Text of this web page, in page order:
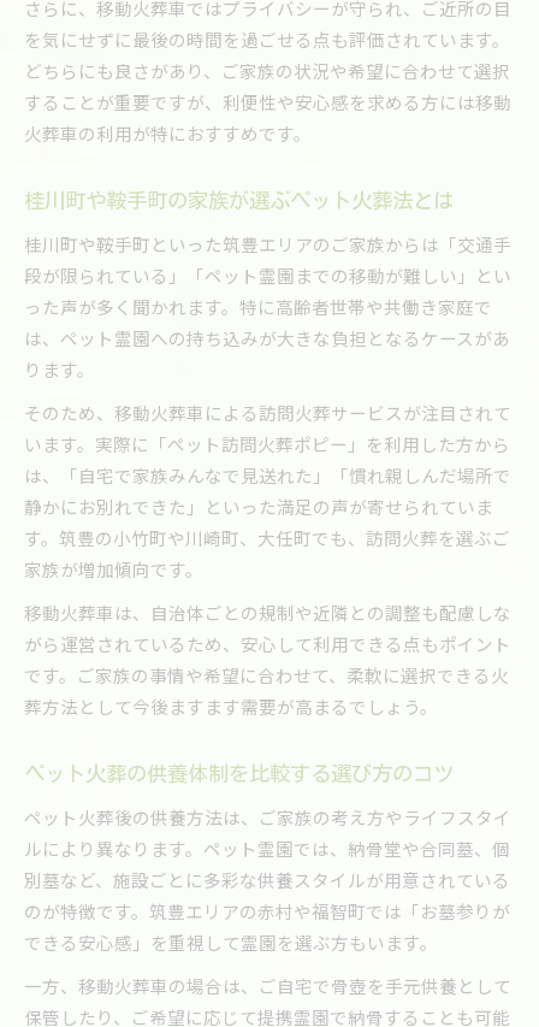
さらに、移動火葬車ではプライバシーが守られ、ご近所の目
を気にせずに最後の時間を過ごせる点も評価されています。
どちらにも良さがあり、ご家族の状況や希望に合わせて選択
することが重要ですが、利便性や安心感を求める方には移動
火葬車の利用が特におすすめです。
桂川町や鞍手町の家族が選ぶペット火葬法とは
桂川町や鞍手町といった筑豊エリアのご家族からは「交通手
段が限られている」「ペット霊園までの移動が難しい」とい
った声が多く聞かれます。特に高齢者世帯や共働き家庭で
は、ペット霊園への持ち込みが大きな負担となるケースがあ
ります。
そのため、移動火葬車による訪問火葬サービスが注目されて
います。実際に「ペット訪問火葬ポピー」を利用した方から
は、「自宅で家族みんなで見送れた」「慣れ親しんだ場所で
静かにお別れできた」といった満足の声が寄せられていま
す。筑豊の小竹町や川崎町、大任町でも、訪問火葬を選ぶご
家族が増加傾向です。
移動火葬車は、自治体ごとの規制や近隣との調整も配慮しな
がら運営されているため、安心して利用できる点もポイント
です。ご家族の事情や希望に合わせて、柔軟に選択できる火
葬方法として今後ますます需要が高まるでしょう。
ペット火葬の供養体制を比較する選び方のコツ
ペット火葬後の供養方法は、ご家族の考え方やライフスタイ
ルにより異なります。ペット霊園では、納骨堂や合同墓、個
別墓など、施設ごとに多彩な供養スタイルが用意されている
のが特徴です。筑豊エリアの赤村や福智町では「お墓参りが
できる安心感」を重視して霊園を選ぶ方もいます。
一方、移動火葬車の場合は、ご自宅で骨壺を手元供養として
保管したり、ご希望に応じて提携霊園で納骨することも可能